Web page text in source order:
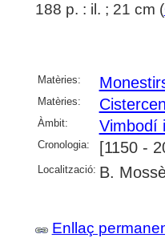
188 p. : il. ; 21 cm (
Matèries:
Matèries:
Àmbit: Vimbodí
Cronologia: [1150 -
Localització: B.
Enllaç